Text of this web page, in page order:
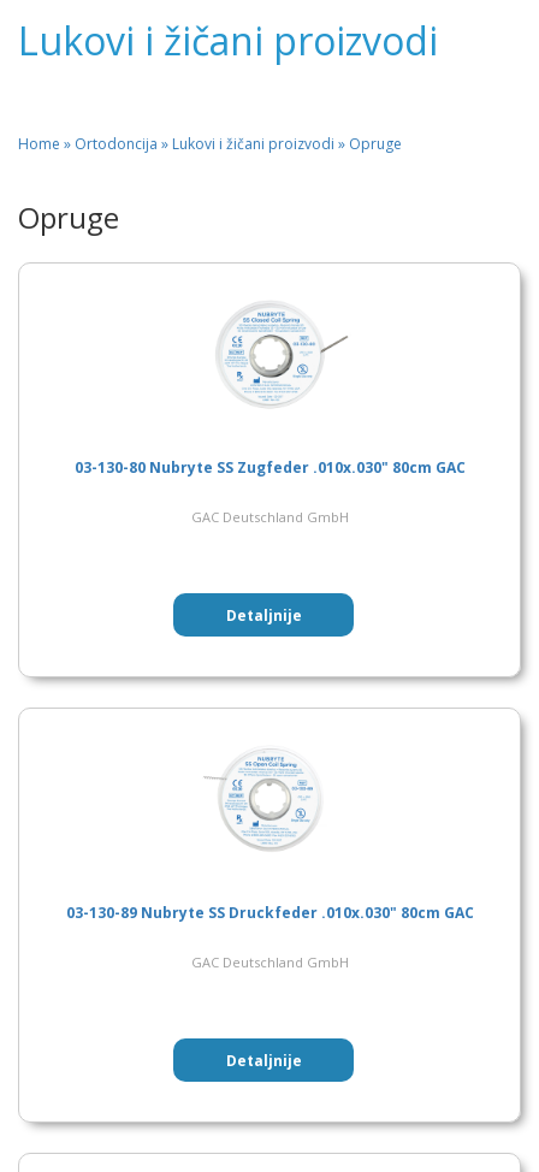
Lukovi i žičani proizvodi
Home » Ortodoncija » Lukovi i žičani proizvodi » Opruge
Opruge
03-130-80 Nubryte SS Zugfeder .010x.030" 80cm GAC
GAC Deutschland GmbH
Detaljnije
03-130-89 Nubryte SS Druckfeder .010x.030" 80cm GAC
GAC Deutschland GmbH
Detaljnije